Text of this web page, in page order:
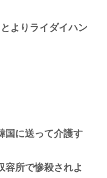
よりライダイハン
国に送って介護す
容所で惨殺されよ